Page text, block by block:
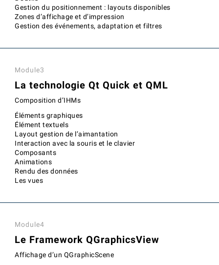
Gestion du positionnement : layouts disponibles
Zones d’affichage et d’impression
Gestion des événements, adaptation et filtres
Module3
La technologie Qt Quick et QML
Composition d’IHMs
Éléments graphiques
Élément textuels
Layout gestion de l’aimantation
Interaction avec la souris et le clavier
Composants
Animations
Rendu des données
Les vues
Module4
Le Framework QGraphicsView
Affichage d’un QGraphicScene